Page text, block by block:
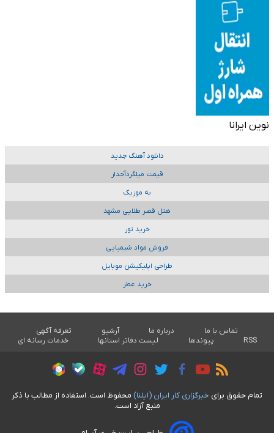
نوین ایرانا
دانلود آهنگ جدید
قیمت میلگردآجدار
به موزیک
هتل قصر طلایی مشهد
خرید تور
فروش مواد شیمیایی
طراحی اپلیکیشن موبایل
خرید عطر
تماس با ما درباره ما آرشیو
تعرفه آگهی
RSS
پیوندها لیست دفاتر استانها خدمات رسانه ای
تمام حقوق برای خبرگزاری کار ايران (ايلنا) محفوظ است. استفاده از مطالب با ذکر
منبع آزاد است.